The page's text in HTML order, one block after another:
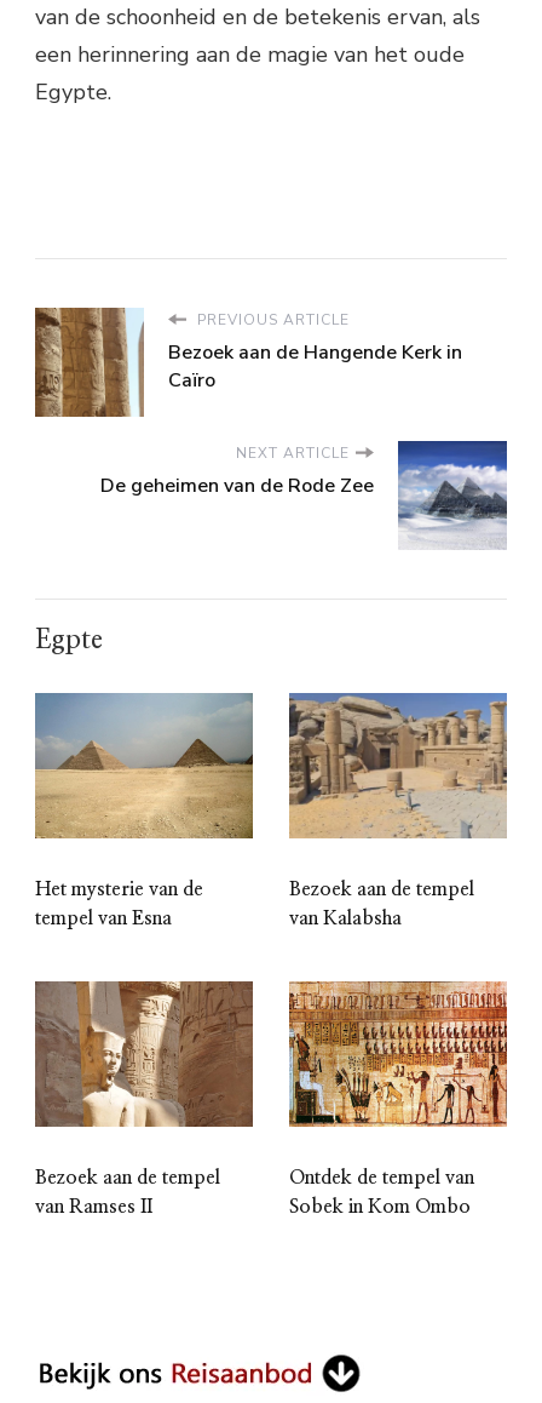
van de schoonheid en de betekenis ervan, als
een herinnering aan de magie van het oude
Egypte.
PREVIOUS ARTICLE
Bezoek aan de Hangende Kerk in
Caïro
NEXT ARTICLE
De geheimen van de Rode Zee
Egpte
Het mysterie van de
tempel van Esna
Bezoek aan de tempel
van Kalabsha
Bezoek aan de tempel
van Ramses II
Ontdek de tempel van
Sobek in Kom Ombo